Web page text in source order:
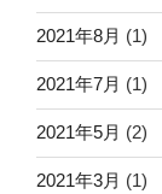
2021年8月 (1)
2021年7月 (1)
2021年5月 (2)
2021年3月 (1)